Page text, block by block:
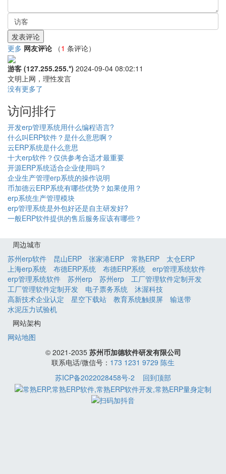
更多 网友评论 （1 条评论）
游客 (127.255.255.*) 2024-09-04 08:02:11
文明上网，理性发言
没有更多了
访问排行
开发erp管理系统用什么编程语言?
什么叫ERP软件？是什么意思啊？
云ERP系统是什么意思
十大erp软件？仅供参考合适才最重要
开源ERP系统适合企业使用吗？
企业生产管理erp系统的操作说明
币加德云ERP系统有哪些优势？如果使用？
erp系统生产管理模块
erp管理系统是外包好还是自主研发好?
一般ERP软件提供的售后服务应该有哪些？
周边城市
苏州erp软件
昆山ERP 张家港ERP 常熟ERP
太仓ERP
上海erp系统
布德ERP系统 布德ERP系统
erp管理系统软件
erp管理系统软件
苏州erp 苏州erp
工厂管理软件定制开发
工厂管理软件定制开发
电子票务系统
沐渥科技
高新技术企业认定
星空下载站 教育系统触摸屏
输送带
水泥压力试验机
网站架构
网站地图
© 2021-2035 苏州币加德软件研发有限公司
联系电话/微信号： 173 1231 9729 陈生
苏ICP备2022028458号-2
回到顶部